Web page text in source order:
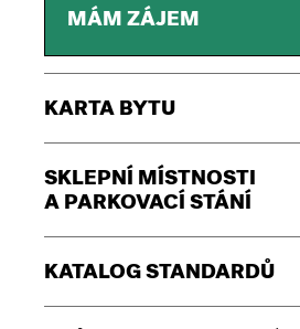
MÁM ZÁJEM
KARTA BYTU
SKLEPNÍ MÍSTNOSTI
A PARKOVACÍ STÁNÍ
KATALOG STANDARDŮ